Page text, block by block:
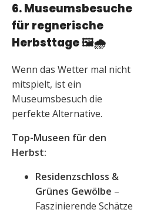
6. Museumsbesuche
für regnerische
Herbsttage🖼️🌧️
Wenn das Wetter mal nicht
mitspielt, ist ein
Museumsbesuch die
perfekte Alternative.
Top-Museen für den
Herbst:
Residenzschloss &
Grünes Gewölbe –
Faszinierende Schätze